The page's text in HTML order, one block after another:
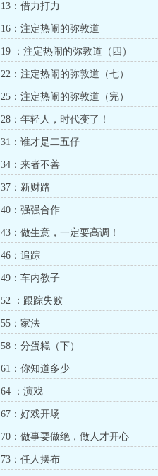
13：借力打力
16：注定热闹的弥敦道
19 ：注定热闹的弥敦道（四）
22：注定热闹的弥敦道（七）
25：注定热闹的弥敦道（完）
28：年轻人，时代变了！
31：谁才是二五仔
34：来者不善
37：新财路
40：强强合作
43：做生意，一定要高调！
46：追踪
49：车内教子
52 ：跟踪失败
55：家法
58：分蛋糕（下）
61：你知道多少
64 ：演戏
67：好戏开场
70：做事要做绝，做人才开心
73：任人摆布